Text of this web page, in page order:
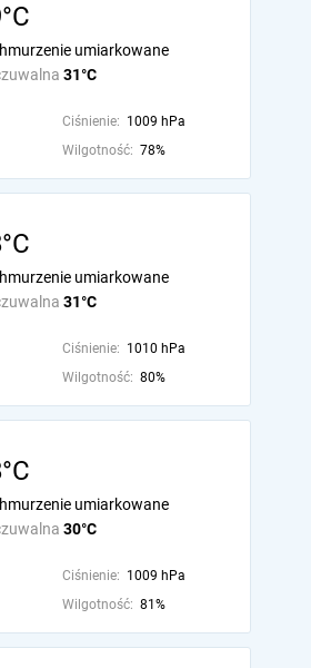
31°C
umiarkowane
Ciśnienie: 1009 hPa
Wilgotność: 78%
31°C
umiarkowane
Ciśnienie: 1010 hPa
Wilgotność: 80%
30°C
umiarkowane
Ciśnienie: 1009 hPa
Wilgotność: 81%